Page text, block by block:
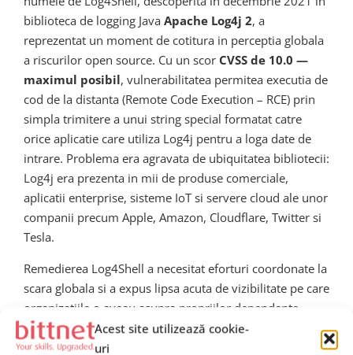
Acest site utilizează cookie-
uri
biblioteca de logging Java Apache Log4j 2, a
reprezentat un moment de cotitura in perceptia globala
a riscurilor open source. Cu un scor CVSS de 10.0 —
maximul posibil, vulnerabilitatea permitea executia de
cod de la distanta (Remote Code Execution – RCE) prin
simpla trimitere a unui string special formatat catre
orice aplicatie care utiliza Log4j pentru a loga date de
intrare. Problema era agravata de ubiquitatea bibliotecii:
Log4j era prezenta in mii de produse comerciale,
aplicatii enterprise, sisteme IoT si servere cloud ale unor
companii precum Apple, Amazon, Cloudflare, Twitter si
Tesla.
Remedierea Log4Shell a necesitat eforturi coordonate la
scara globala si a expus lipsa acuta de vizibilitate pe care
organizatiile o aveau asupra propriilor dependente
software. Multe companii nu stiau ca utilizeaza Log4j,
deoarece biblioteca era inclusa tranzitiv prin alte